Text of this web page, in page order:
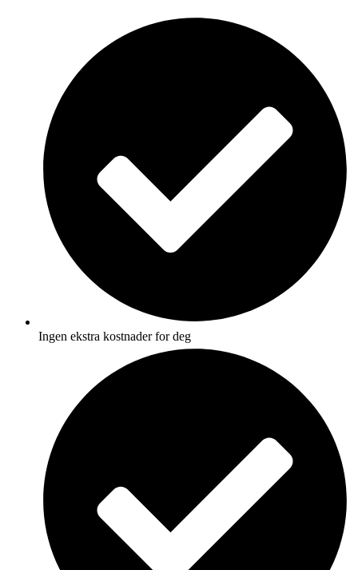
Ingen ekstra kostnader for deg